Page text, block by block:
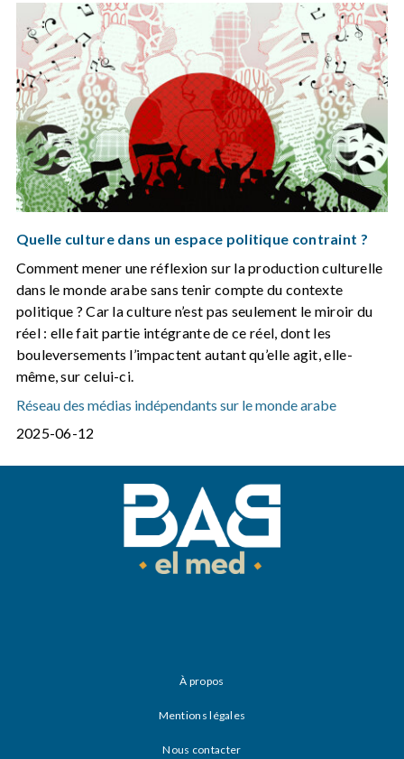
Quelle culture dans un espace politique contraint ?
Comment mener une réflexion sur la production culturelle
dans le monde arabe sans tenir compte du contexte
politique ? Car la culture n’est pas seulement le miroir du
réel : elle fait partie intégrante de ce réel, dont les
bouleversements l’impactent autant qu’elle agit, elle-
même, sur celui-ci.
Réseau des médias indépendants sur le monde arabe
2025-06-12
À propos
Mentions légales
Nous contacter